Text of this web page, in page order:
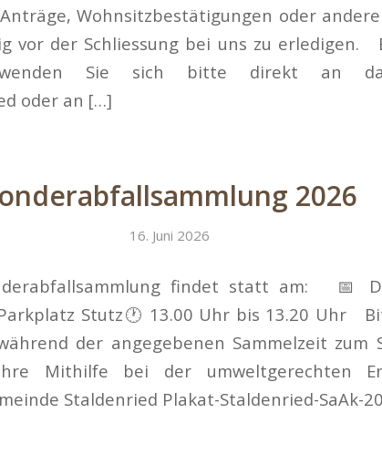
Wohnsitzbestätigungen oder
vor der Schliessung bei uns zu erledigen.
wenden Sie sich bitte direkt an
oder an […]
2026
16. Juni 2026
findet statt am: 📅
Stutz🕐 13.00 Uhr bis 13.20 Uhr
der angegebenen Sammelzeit zum
Mithilfe bei der umweltgerechten
Staldenried Plakat-Staldenried-SaAk-